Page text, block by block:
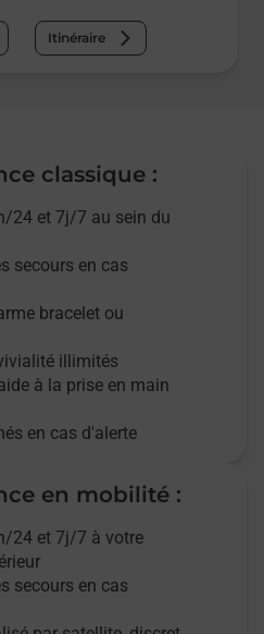
Itinéraire
classique :
24 et 7j/7 au sein du
secours en cas
bracelet ou
illimités
à la prise en main
en cas d'alerte
en mobilité :
24 et 7j/7 à votre
secours en cas